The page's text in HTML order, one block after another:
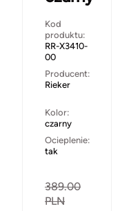
Kod
produktu:
RR-X3410-
00
Producent:
Rieker
Kolor:
czarny
Ocieplenie:
tak
389.00
PLN